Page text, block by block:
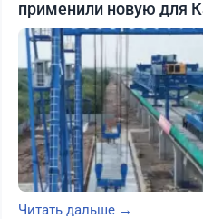
применили новую для
Читать дальше →